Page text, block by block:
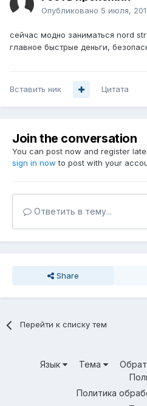
Опубликовано 5 июля,
сейчас модно заниматься nord
главное быстрые деньги,
Вставить ник Цитата
Join the conversation
You can post now and register
sign in now to post with your
Ответить в тему...
Share
Перейти к списку тем
Язык Тема
Политика